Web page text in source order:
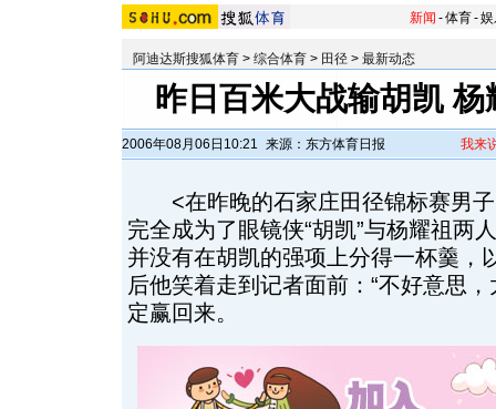
新闻 -体育-
阿迪达斯搜狐体育 > 综合体育 > 田径 > 最新动态
昨日百米大战输胡凯
2006年08月06日10:21 来源：东方体育日报 我来
<在昨晚的石家庄田径锦标赛男子
完全成为了眼镜侠“胡凯”与杨耀祖两
并没有在胡凯的强项上分得一杯羹，
后他笑着走到记者面前：“不好意思
定赢回来。